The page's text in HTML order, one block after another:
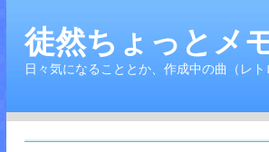
徒然ちょっとメ
日々気になることとか、作成中の曲（レ